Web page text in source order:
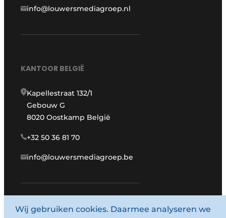
info@louwersmediagroep.nl
KANTOOR BELGIË
Kapellestraat 132/1
Gebouw G
8020 Oostkamp België
+32 50 36 81 70
info@louwersmediagroep.be
www.louwersmediagroep.com
Wij gebruiken cookies. Daarmee analyseren we